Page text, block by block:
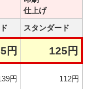
仕上げ
スタンダード
円 125円
円 112円